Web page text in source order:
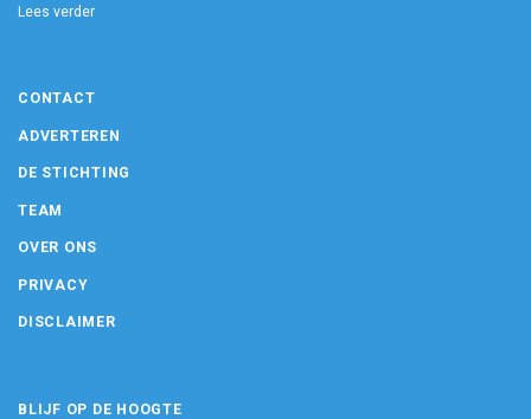
Lees verder
CONTACT
ADVERTEREN
DE STICHTING
TEAM
OVER ONS
PRIVACY
DISCLAIMER
BLIJF OP DE HOOGTE